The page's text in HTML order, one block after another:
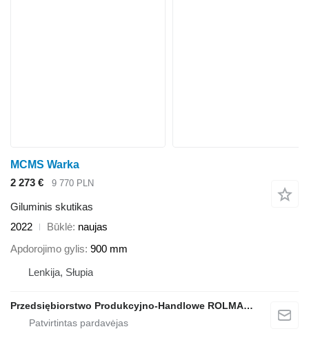
MCMS Warka
2 273 €
9 770 PLN
Giluminis skutikas
2022
Būklė naujas
Apdorojimo gylis 900 mm
Lenkija, Słupia
Przedsiębiorstwo Produkcyjno-Handlowe ROLMAPOL Marcin Dziekan